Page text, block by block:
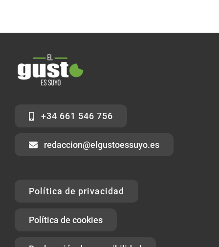
+34 661 546 756
redaccion@elgustoessuyo.es
Política de privacidad
Política de cookies